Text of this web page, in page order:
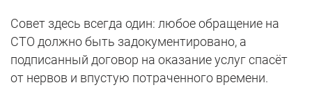
Совет здесь всегда один: любое обращение на
СТО должно быть задокументировано, а
подписанный договор на оказание услуг спасёт
от нервов и впустую потраченного времени.